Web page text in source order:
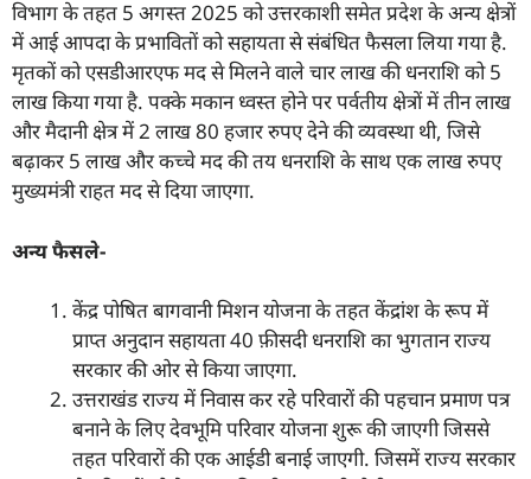
विभाग के तहत 5 अगस्त 2025 को उत्तरकाशी समेत प्रदेश के अन्य क्षेत्रों
में आई आपदा के प्रभावितों को सहायता से संबंधित फैसला लिया गया है.
मृतकों को एसडीआरएफ मद से मिलने वाले चार लाख की धनराशि को 5
लाख किया गया है. पक्के मकान ध्वस्त होने पर पर्वतीय क्षेत्रों में तीन लाख
और मैदानी क्षेत्र में 2 लाख 80 हजार रुपए देने की व्यवस्था थी, जिसे
बढ़ाकर 5 लाख और कच्चे मद की तय धनराशि के साथ एक लाख रुपए
मुख्यमंत्री राहत मद से दिया जाएगा.
अन्य फैसले-
केंद्र पोषित बागवानी मिशन योजना के तहत केंद्रांश के रूप में
प्राप्त अनुदान सहायता 40 फ़ीसदी धनराशि का भुगतान राज्य
सरकार की ओर से किया जाएगा.
उत्तराखंड राज्य में निवास कर रहे परिवारों की पहचान प्रमाण पत्र
बनाने के लिए देवभूमि परिवार योजना शुरू की जाएगी जिससे
तहत परिवारों की एक आईडी बनाई जाएगी. जिसमें राज्य सरकार